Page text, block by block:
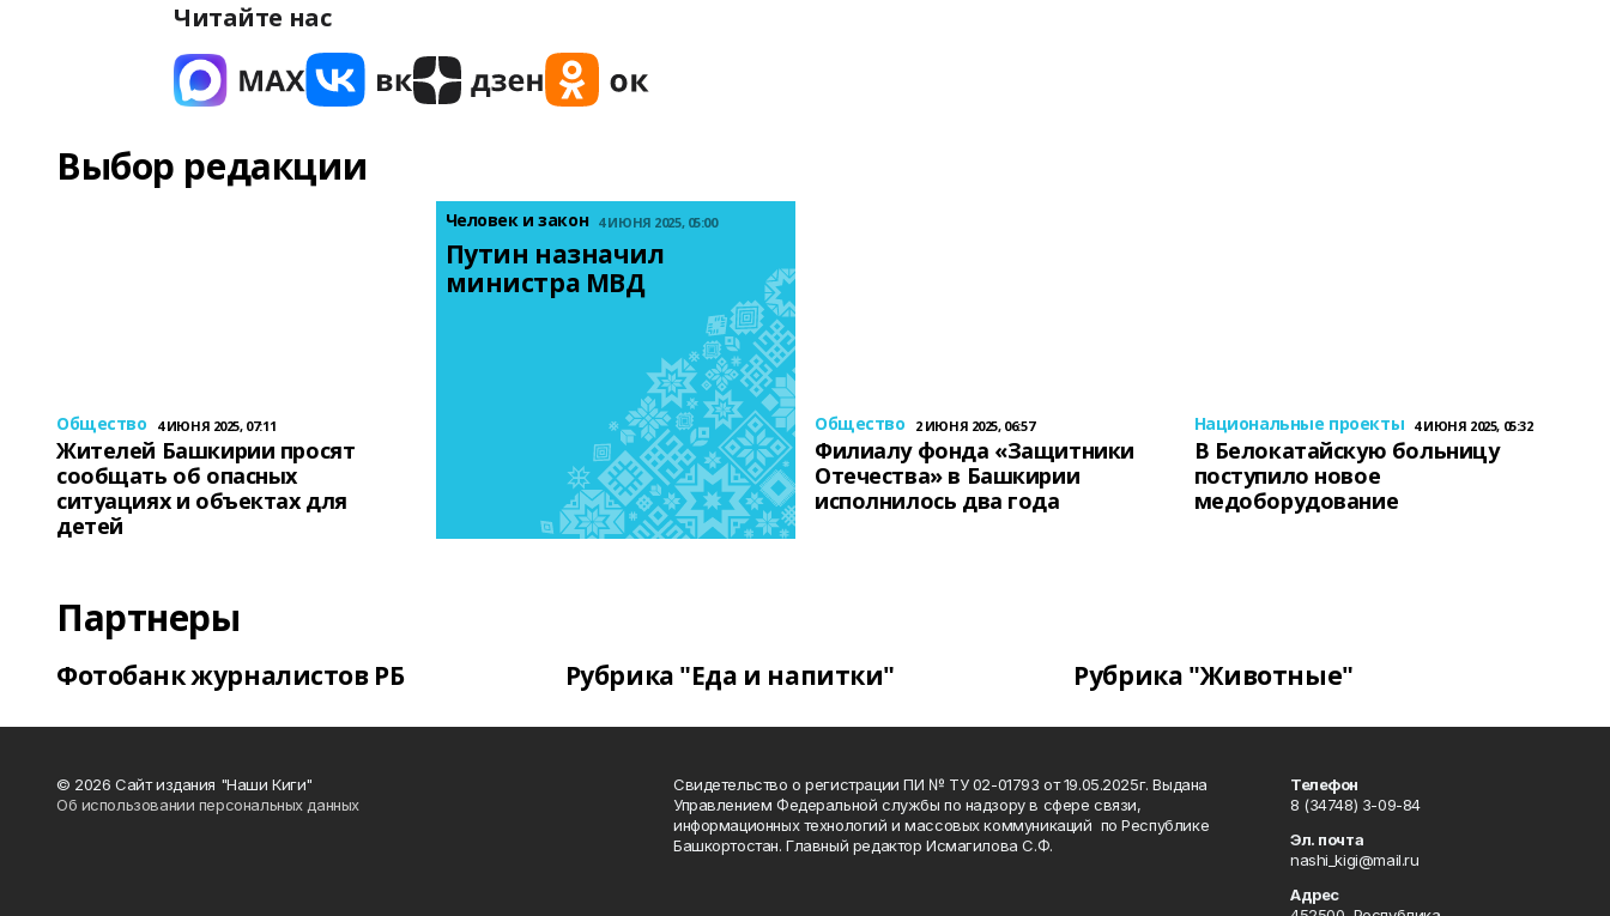
Читайте нас
Выбор редакции
Общество 4 ИЮНЯ 2025, 07:11
Жителей Башкирии просят
сообщать об опасных
ситуациях и объектах для
детей
Человек и закон 4 ИЮНЯ 2025, 05:00
Путин назначил
министра МВД
Общество 2 ИЮНЯ 2025, 06:57
Филиалу фонда «Защитники
Отечества» в Башкирии
исполнилось два года
Национальные проекты 4 ИЮНЯ 2025, 05:32
В Белокатайскую больницу
поступило новое
медоборудование
Партнеры
Фотобанк журналистов РБ Рубрика "Еда и напитки" Рубрика "Животные"
© 2026 Сайт издания "Наши Киги"
Об использовании персональных данных
Свидетельство о регистрации ПИ № ТУ 02-01793 от 19.05.2025г. Выдана
Управлением Федеральной службы по надзору в сфере связи,
информационных технологий и массовых коммуникаций по Республике
Башкортостан. Главный редактор Исмагилова С.Ф.
Телефон
8 (34748) 3-09-84
Эл. почта
nashi_kigi@mail.ru
Адрес